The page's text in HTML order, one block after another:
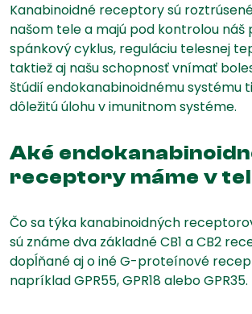
Kanabinoidné receptory sú
našom tele a majú pod kontrolou náš
spánkový cyklus, reguláciu telesnej
taktiež aj našu schopnosť vnímať
štúdií endokanabinoidnému systému
dôležitú úlohu v imunitnom systéme.
Aké
receptory máme v
Čo sa týka kanabinoidných
sú známe dva základné CB1 a CB2
dopĺňané aj o iné G-proteínové
napríklad GPR55, GPR18 alebo GPR35.